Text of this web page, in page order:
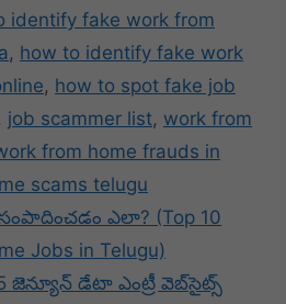
identify fake work from
, how to identify fake work
, how to spot fake job
job scammer list, work from
from home frauds in
scams telugu
ఎలా? (Top 10
Jobs in Telugu)
జెన్యూన్ డేటా ఎంట్రీ వెబ్‌సైట్స్